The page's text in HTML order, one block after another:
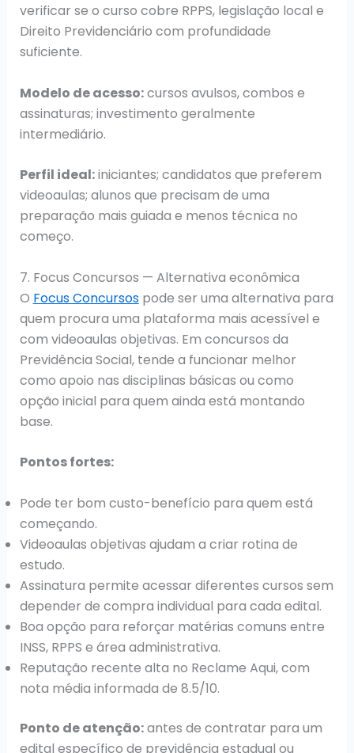
verificar se o curso cobre RPPS, legislação local e
Direito Previdenciário com profundidade
suficiente.
Modelo de acesso:cursos avulsos, combos e
assinaturas; investimento geralmente
intermediário.
Perfil ideal:iniciantes; candidatos que preferem
videoaulas; alunos que precisam de uma
preparação mais guiada e menos técnica no
começo.
7. Focus Concursos — Alternativa econômica
O Focus Concursospode ser uma alternativa para
quem procura uma plataforma mais acessível e
com videoaulas objetivas. Em concursos da
Previdência Social, tende a funcionar melhor
como apoio nas disciplinas básicas ou como
opção inicial para quem ainda está montando
base.
Pontos fortes:
Pode ter bom custo-benefício para quem está
começando.
Videoaulas objetivas ajudam a criar rotina de
estudo.
Assinatura permite acessar diferentes cursos sem
depender de compra individual para cada edital.
Boa opção para reforçar matérias comuns entre
INSS, RPPS e área administrativa.
Reputação recente alta no Reclame Aqui, com
nota média informada de 8.5/10.
Ponto de atenção:antes de contratar para um
edital específico de previdência estadual ou